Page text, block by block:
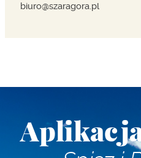
biuro@szaragora.pl